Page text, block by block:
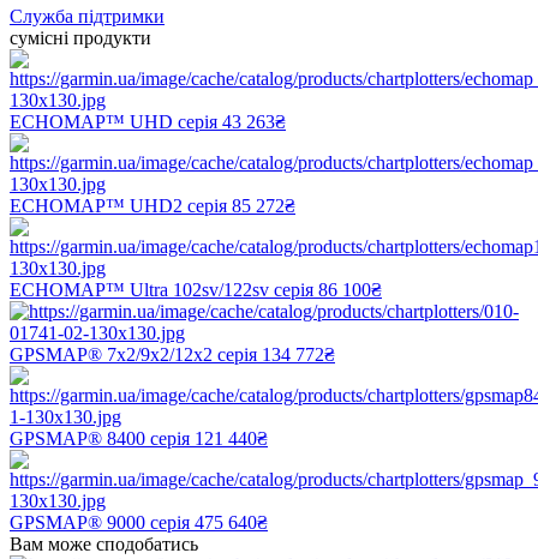
Служба підтримки
сумісні продукти
ECHOMAP™ UHD серія 43 263₴
ECHOMAP™ UHD2 серія 85 272₴
ECHOMAP™ Ultra 102sv/122sv серія 86 100₴
GPSMAP® 7x2/9x2/12x2 серія 134 772₴
GPSMAP® 8400 серія 121 440₴
GPSMAP® 9000 серія 475 640₴
Вам може сподобатись